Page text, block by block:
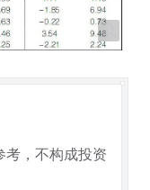
考，不构成投资